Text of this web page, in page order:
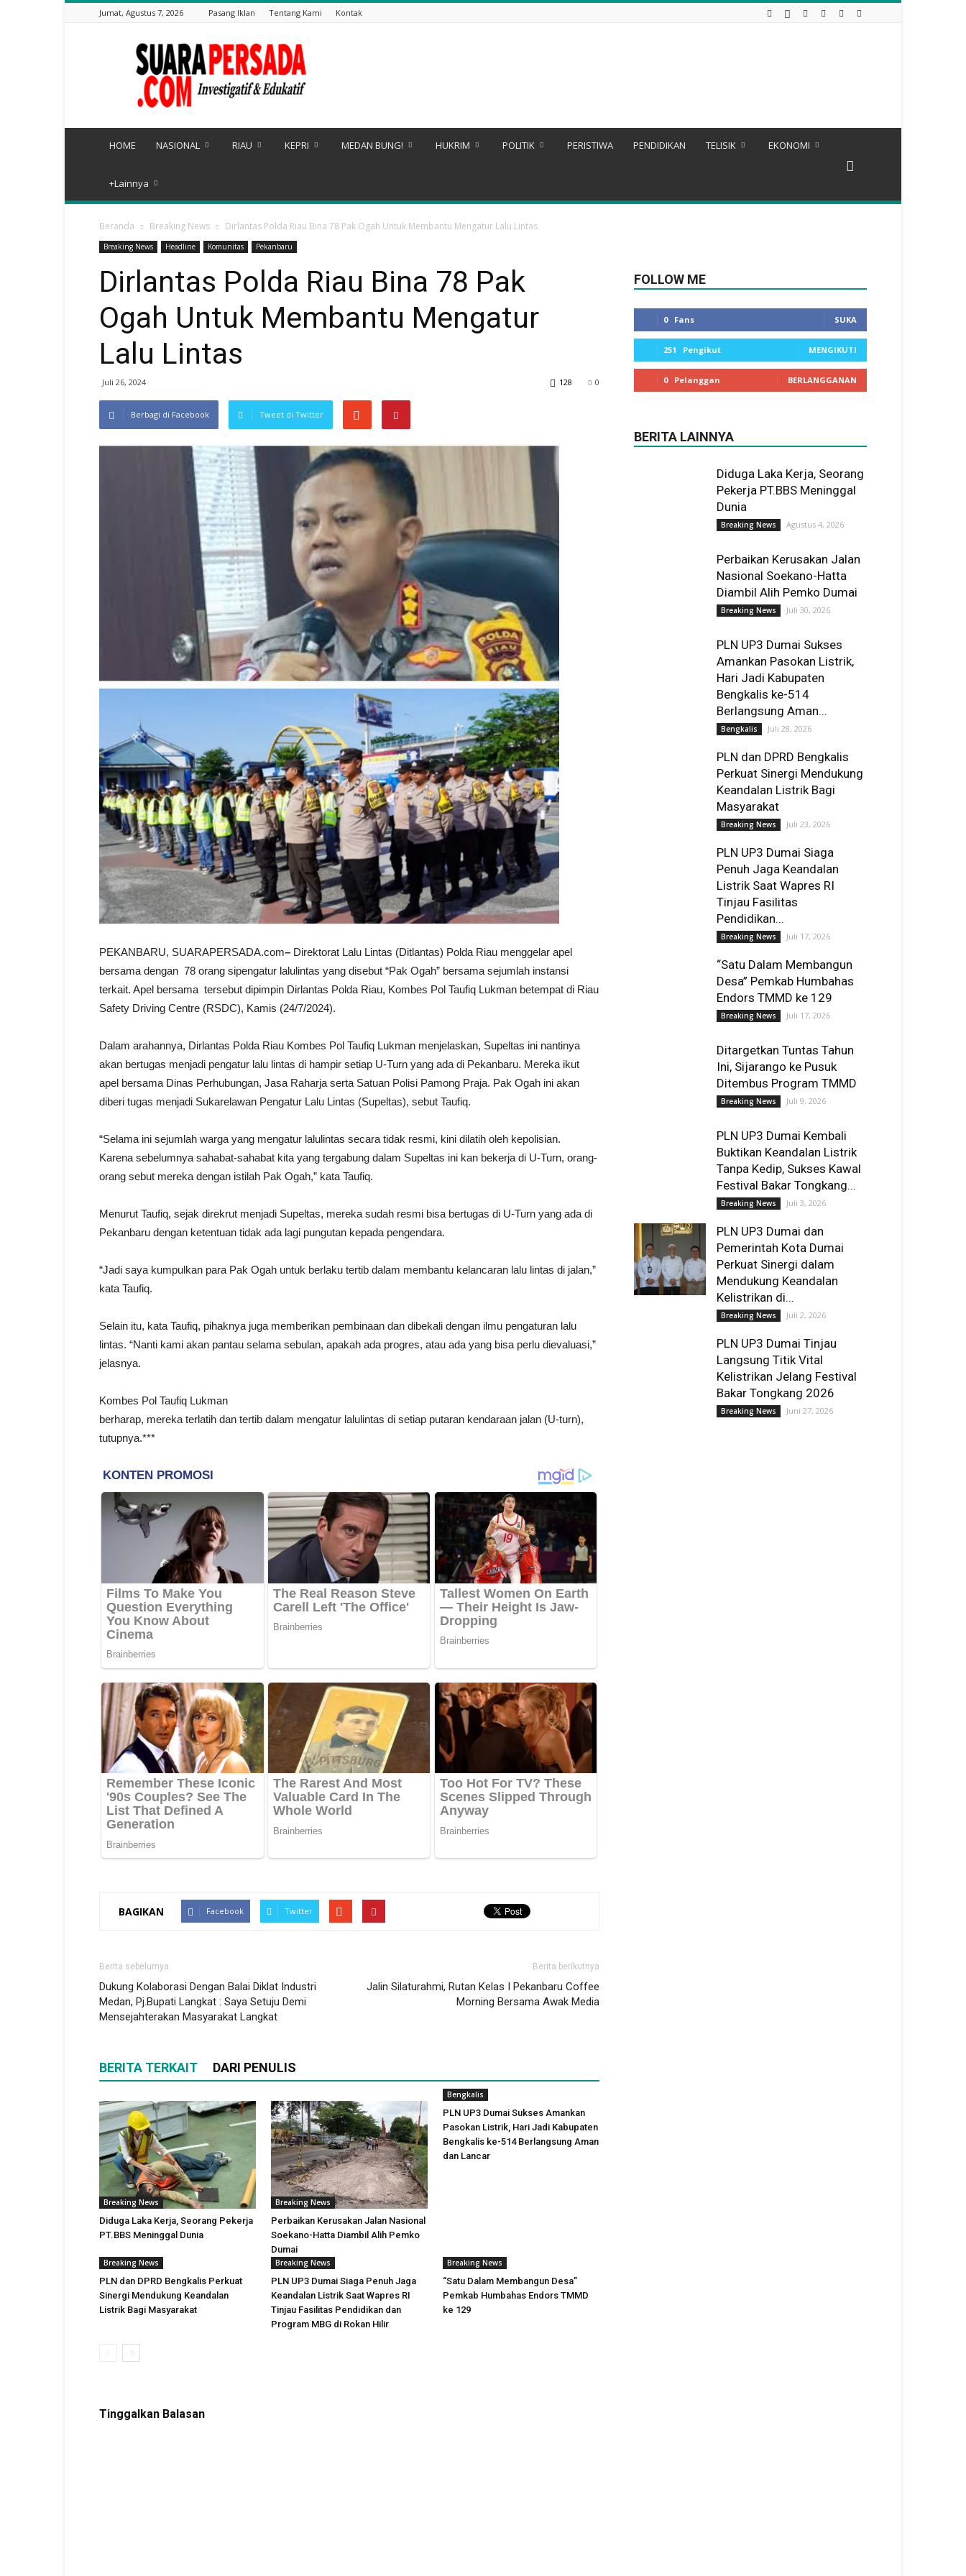
Jumat, Agustus 7, 2026 Pasang Iklan Tentang Kami Kontak
Suarapersada.com
HOME NASIONAL RIAU KEPRI MEDAN BUNG! HUKRIM POLITIK PERISTIWA PENDIDIKAN TELISIK EKONOMI
+Lainnya
Beranda Breaking News Dirlantas Polda Riau Bina 78 Pak Ogah Untuk Membantu Mengatur Lalu Lintas
Breaking News Headline Komunitas Pekanbaru
Dirlantas Polda Riau Bina 78 Pak
Ogah Untuk Membantu Mengatur
Lalu Lintas
Juli 26, 2024 0
128
Berbagi di Facebook Tweet di Twitter
PEKANBARU, SUARAPERSADA.com– Direktorat Lalu Lintas (Ditlantas) Polda Riau menggelar apel
bersama dengan 78 orang sipengatur lalulintas yang disebut “Pak Ogah” bersama sejumlah instansi
terkait. Apel bersama tersebut dipimpin Dirlantas Polda Riau, Kombes Pol Taufiq Lukman betempat di Riau
Safety Driving Centre (RSDC), Kamis (24/7/2024).
Dalam arahannya, Dirlantas Polda Riau Kombes Pol Taufiq Lukman menjelaskan, Supeltas ini nantinya
akan bertugas menjadi pengatur lalu lintas di hampir setiap U-Turn yang ada di Pekanbaru. Mereka ikut
apel bersama Dinas Perhubungan, Jasa Raharja serta Satuan Polisi Pamong Praja. Pak Ogah ini akan
diberi tugas menjadi Sukarelawan Pengatur Lalu Lintas (Supeltas), sebut Taufiq.
“Selama ini sejumlah warga yang mengatur lalulintas secara tidak resmi, kini dilatih oleh kepolisian.
Karena sebelumnya sahabat-sahabat kita yang tergabung dalam Supeltas ini kan bekerja di U-Turn, orang-
orang sebut mereka dengan istilah Pak Ogah,” kata Taufiq.
Menurut Taufiq, sejak direkrut menjadi Supeltas, mereka sudah resmi bisa bertugas di U-Turn yang ada di
Pekanbaru dengan ketentuan tidak ada lagi pungutan kepada pengendara.
“Jadi saya kumpulkan para Pak Ogah untuk berlaku tertib dalam membantu kelancaran lalu lintas di jalan,”
kata Taufiq.
Selain itu, kata Taufiq, pihaknya juga memberikan pembinaan dan dibekali dengan ilmu pengaturan lalu
lintas. “Nanti kami akan pantau selama sebulan, apakah ada progres, atau ada yang bisa perlu dievaluasi,”
jelasnya.
Kombes Pol Taufiq Lukman
berharap, mereka terlatih dan tertib dalam mengatur lalulintas di setiap putaran kendaraan jalan (U-turn),
tutupnya.***
BAGIKAN Facebook Twitter
Berita sebelumya
Dukung Kolaborasi Dengan Balai Diklat Industri
Medan, Pj.Bupati Langkat : Saya Setuju Demi
Mensejahterakan Masyarakat Langkat
Berita berikutnya
Jalin Silaturahmi, Rutan Kelas I Pekanbaru Coffee
Morning Bersama Awak Media
BERITA TERKAIT DARI PENULIS
Breaking News
Diduga Laka Kerja, Seorang Pekerja
PT.BBS Meninggal Dunia
Breaking News
Perbaikan Kerusakan Jalan Nasional
Soekano-Hatta Diambil Alih Pemko
Dumai
Bengkalis
PLN UP3 Dumai Sukses Amankan
Pasokan Listrik, Hari Jadi Kabupaten
Bengkalis ke-514 Berlangsung Aman
dan Lancar
Breaking News
PLN dan DPRD Bengkalis Perkuat
Sinergi Mendukung Keandalan
Listrik Bagi Masyarakat
Breaking News
PLN UP3 Dumai Siaga Penuh Jaga
Keandalan Listrik Saat Wapres RI
Tinjau Fasilitas Pendidikan dan
Program MBG di Rokan Hilir
Breaking News
“Satu Dalam Membangun Desa”
Pemkab Humbahas Endors TMMD
ke 129
Tinggalkan Balasan
FOLLOW ME
0 Fans SUKA
251 Pengikut MENGIKUTI
0 Pelanggan BERLANGGANAN
BERITA LAINNYA
Diduga Laka Kerja, Seorang
Pekerja PT.BBS Meninggal
Dunia
Breaking News Agustus 4, 2026
Perbaikan Kerusakan Jalan
Nasional Soekano-Hatta
Diambil Alih Pemko Dumai
Breaking News Juli 30, 2026
PLN UP3 Dumai Sukses
Amankan Pasokan Listrik,
Hari Jadi Kabupaten
Bengkalis ke-514
Berlangsung Aman...
Bengkalis Juli 28, 2026
PLN dan DPRD Bengkalis
Perkuat Sinergi Mendukung
Keandalan Listrik Bagi
Masyarakat
Breaking News Juli 23, 2026
PLN UP3 Dumai Siaga
Penuh Jaga Keandalan
Listrik Saat Wapres RI
Tinjau Fasilitas
Pendidikan...
Breaking News Juli 17, 2026
“Satu Dalam Membangun
Desa” Pemkab Humbahas
Endors TMMD ke 129
Breaking News Juli 17, 2026
Ditargetkan Tuntas Tahun
Ini, Sijarango ke Pusuk
Ditembus Program TMMD
Breaking News Juli 9, 2026
PLN UP3 Dumai Kembali
Buktikan Keandalan Listrik
Tanpa Kedip, Sukses Kawal
Festival Bakar Tongkang...
Breaking News Juli 3, 2026
PLN UP3 Dumai dan
Pemerintah Kota Dumai
Perkuat Sinergi dalam
Mendukung Keandalan
Kelistrikan di...
Breaking News Juli 2, 2026
PLN UP3 Dumai Tinjau
Langsung Titik Vital
Kelistrikan Jelang Festival
Bakar Tongkang 2026
Breaking News Juni 27, 2026